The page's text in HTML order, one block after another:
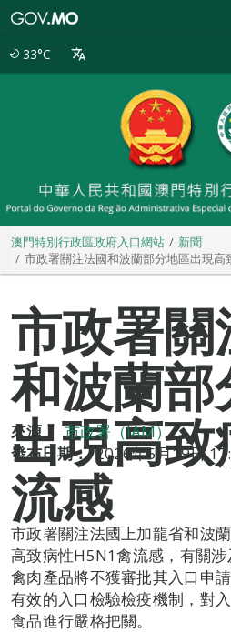
33°C
澳門特別行政區政府入口網站
新聞
市政署關注法國和波蘭部分地區出現高
市政署關
和波蘭
出現高
流感
來源： 市政署（IAM）
發布日期： 2026年5月19日
市政署關注法國上加龍省和波
高致病性H5N1禽流感，有關
禽肉產品將不獲審批其入口申
有效的入口檢驗檢疫機制，對
食品進行嚴格把關。